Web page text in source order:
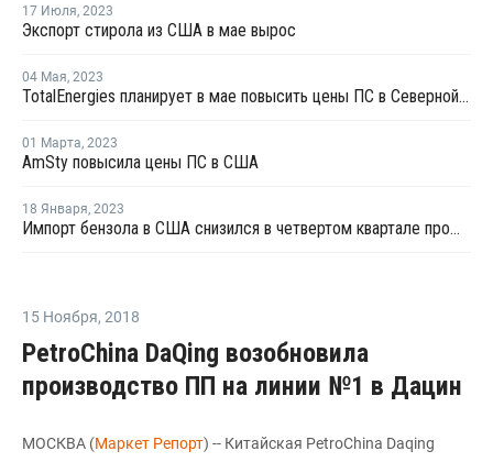
17 Июля, 2023
Экспорт стирола из США в мае вырос
04 Мая, 2023
TotalEnergies планирует в мае повысить цены ПС в Северной Америке
01 Марта, 2023
AmSty повысила цены ПС в США
18 Января, 2023
Импорт бензола в США снизился в четвертом квартале прошлого года
15 Ноября, 2018
PetroChina DaQing возобновила
производство ПП на линии №1 в Дацин
МОСКВА (Маркет Репорт) -- Китайская PetroChina Daqing